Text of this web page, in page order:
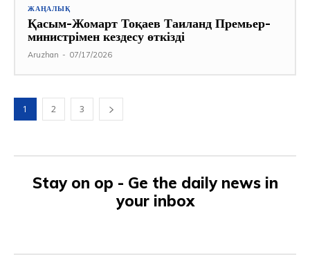
ЖАҢАЛЫҚ
Қасым-Жомарт Тоқаев Таиланд Премьер-
министрімен кездесу өткізді
Aruzhan - 07/17/2026
1 2 3
Stay on op - Ge the daily news in
your inbox